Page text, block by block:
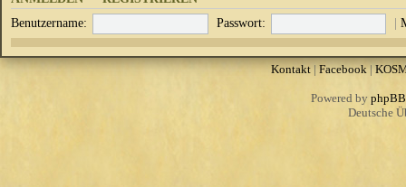
Benutzername: Passwort: |
Kontakt| Facebook|
Powered by phpBB
Deutsche